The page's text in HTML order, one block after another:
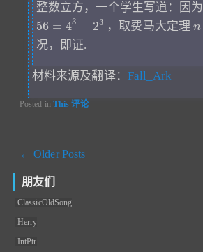
整数立方，一个学生写道：因为
56 = 43 − 23 ，取费马大定理n
况，即证.
材料来源及翻译： Fall_Ark
Posted in This 评论
文章导航
← Older Posts
朋友们
ClassicOldSong
Herry
IntPtr